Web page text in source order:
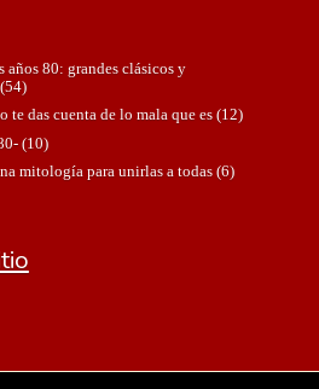
80: grandes clásicos y
te das cuenta de lo mala que es(12)
(10)
mitología para unirlas a todas(6)